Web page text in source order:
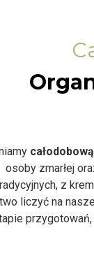
osoby zmarłej
z
liczyć na